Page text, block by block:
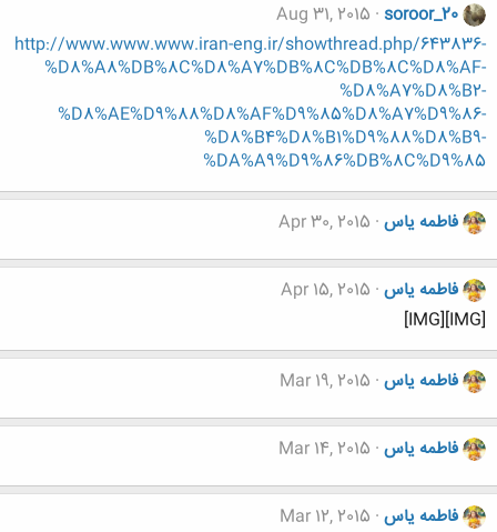
soroor_20
Aug 31, 2015
http://www.www.www.iran-eng.ir/showthread.php/643836-
%D8%A8%DB%8C%D8%A7%DB%8C%DB%8C%D8%AF-
%D8%A7%D8%B2-
%D8%AE%D9%88%D8%AF%D9%85%D8%A7%D9%86-
%D8%B4%D8%B1%D9%88%D8%B9-
%DA%A9%D9%86%DB%8C%D9%85
فاطمه یاس Apr 30, 2015
فاطمه یاس Apr 15, 2015
[IMG][IMG]
فاطمه یاس Mar 19, 2015
فاطمه یاس Mar 14, 2015
فاطمه یاس Mar 12, 2015